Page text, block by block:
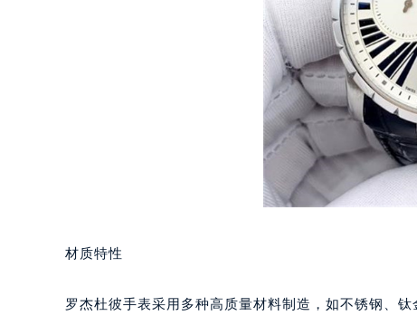
东莞市东城街道鸿福东路1号民盈国贸
无锡市梁溪区人民中路139号恒隆广
南通市崇川区工农路57号圆融广场写
苏州市苏州工业园区星港街199号苏
武汉市江汉区解放大道686号世界贸易
南宁市青秀区金湖路59号地王大厦12
合肥市蜀山区潜山路111号万象城华润
泉州市丰泽区宝洲路729号浦西万达
材质特性
罗杰杜彼手表采用多种高质量材料制造，如不锈钢、